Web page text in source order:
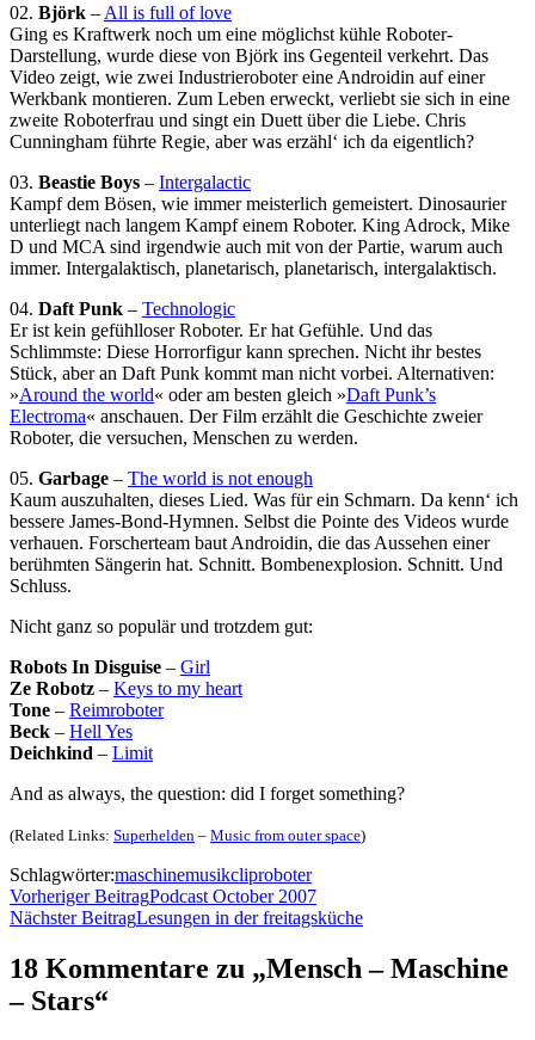
02. Björk – All is full of love
Ging es Kraftwerk noch um eine möglichst kühle Roboter-
Darstellung, wurde diese von Björk ins Gegenteil verkehrt. Das
Video zeigt, wie zwei Industrieroboter eine Androidin auf einer
Werkbank montieren. Zum Leben erweckt, verliebt sie sich in eine
zweite Roboterfrau und singt ein Duett über die Liebe. Chris
Cunningham führte Regie, aber was erzähl‘ ich da eigentlich?
03. Beastie Boys – Intergalactic
Kampf dem Bösen, wie immer meisterlich gemeistert. Dinosaurier
unterliegt nach langem Kampf einem Roboter. King Adrock, Mike
D und MCA sind irgendwie auch mit von der Partie, warum auch
immer. Intergalaktisch, planetarisch, planetarisch, intergalaktisch.
04. Daft Punk – Technologic
Er ist kein gefühlloser Roboter. Er hat Gefühle. Und das
Schlimmste: Diese Horrorfigur kann sprechen. Nicht ihr bestes
Stück, aber an Daft Punk kommt man nicht vorbei. Alternativen:
»Around the world« oder am besten gleich »Daft Punk’s
Electroma« anschauen. Der Film erzählt die Geschichte zweier
Roboter, die versuchen, Menschen zu werden.
05. Garbage – The world is not enough
Kaum auszuhalten, dieses Lied. Was für ein Schmarn. Da kenn‘ ich
bessere James-Bond-Hymnen. Selbst die Pointe des Videos wurde
verhauen. Forscherteam baut Androidin, die das Aussehen einer
berühmten Sängerin hat. Schnitt. Bombenexplosion. Schnitt. Und
Schluss.
Nicht ganz so populär und trotzdem gut:
Robots In Disguise – Girl
Ze Robotz – Keys to my heart
Tone – Reimroboter
Beck – Hell Yes
Deichkind – Limit
And as always, the question: did I forget something?
(Related Links: Superhelden – Music from outer space)
Schlagwörter:maschinemusikcliproboter
Vorheriger BeitragPodcast October 2007
Nächster BeitragLesungen in der freitagsküche
18 Kommentare zu „Mensch – Maschine
– Stars“